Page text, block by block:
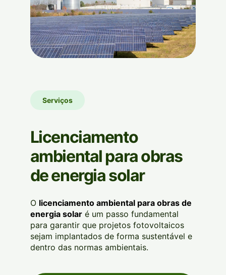
Serviços
Licenciamento
ambiental para obras
de energia solar
O licenciamento ambiental para obras de
energia solaré um passo fundamental
para garantir que projetos fotovoltaicos
sejam implantados de forma sustentável e
dentro das normas ambientais.